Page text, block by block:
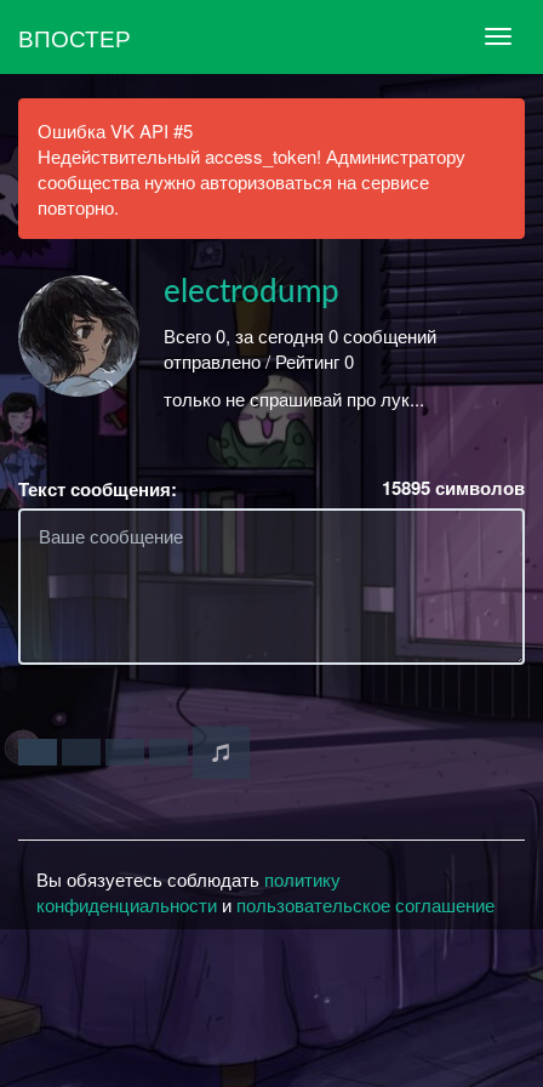
ВПОСТЕР
Ошибка VK API #5
Недействительный access_token! Администратору
сообщества нужно авторизоваться на сервисе
повторно.
electrodump
Всего 0, за сегодня 0 сообщений
отправлено / Рейтинг 0
только не спрашивай про лук...
Текст сообщения: 15895символов
Вы обязуетесь соблюдать политику
конфиденциальности и пользовательское соглашение